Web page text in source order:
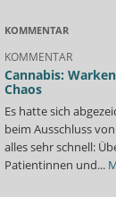
KOMMENTAR
KOMMENTAR
Cannabis:
Chaos
Es hatte sich
beim Ausschluss
alles sehr schnell:
Patientinnen und...